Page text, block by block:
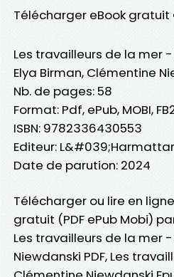
Télécharger eBook
Les travailleurs de la mer
Elya Birman, Clémentine
Nb. de pages: 58
Format: Pdf, ePub, MOBI,
ISBN: 9782336430553
Editeur:
Date de parution: 2024
Télécharger ou lire en
gratuit (PDF ePub Mobi)
Les travailleurs de la mer
Niewdanski PDF, Les